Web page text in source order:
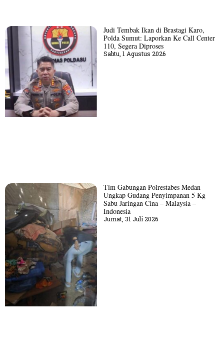
Judi Tembak Ikan di Brastagi Karo,
Polda Sumut: Laporkan Ke Call Center
110, Segera Diproses
Sabtu, 1 Agustus 2026
Tim Gabungan Polrestabes Medan
Ungkap Gudang Penyimpanan 5 Kg
Sabu Jaringan Cina – Malaysia –
Indonesia
Jumat, 31 Juli 2026